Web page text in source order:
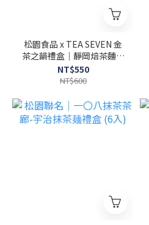
松園食品 x TEA SEVEN 金
茶之韻禮盒｜靜岡焙茶麵(6
入)
NT$550
NT$600